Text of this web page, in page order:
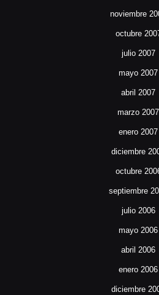
noviembre
octubre
julio 2007
mayo 2007
abril 2007
marzo 2007
enero 2007
diciembre
octubre
septiembre
julio 2006
mayo 2006
abril 2006
enero 2006
diciembre